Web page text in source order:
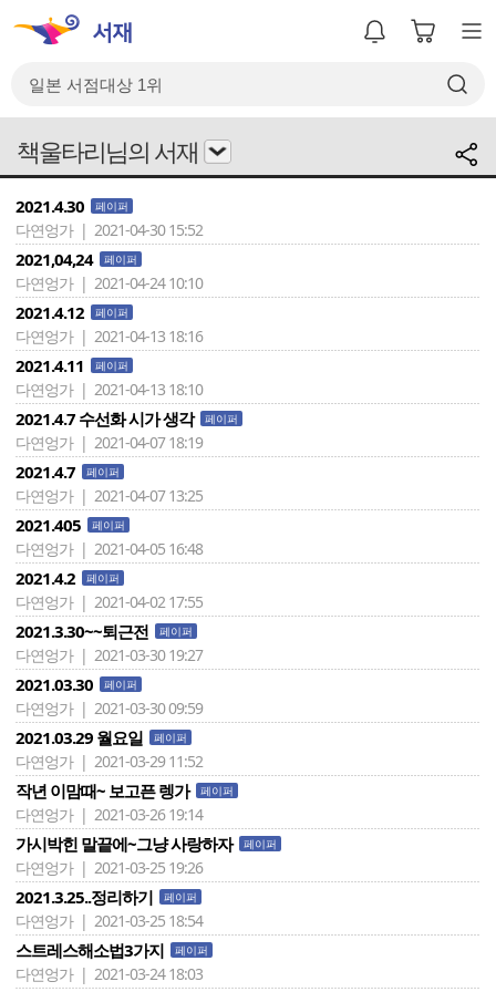
책울타리님의 서재
2021.4.30 페이퍼
다연엉가 | 2021-04-30 15:52
2021,04,24 페이퍼
다연엉가 | 2021-04-24 10:10
2021.4.12 페이퍼
다연엉가 | 2021-04-13 18:16
2021.4.11 페이퍼
다연엉가 | 2021-04-13 18:10
2021.4.7 수선화 시가 생각 페이퍼
다연엉가 | 2021-04-07 18:19
2021.4.7 페이퍼
다연엉가 | 2021-04-07 13:25
2021.405 페이퍼
다연엉가 | 2021-04-05 16:48
2021.4.2 페이퍼
다연엉가 | 2021-04-02 17:55
2021.3.30~~퇴근전 페이퍼
다연엉가 | 2021-03-30 19:27
2021.03.30 페이퍼
다연엉가 | 2021-03-30 09:59
2021.03.29 월요일 페이퍼
다연엉가 | 2021-03-29 11:52
작년 이맘때~ 보고픈 렝가 페이퍼
다연엉가 | 2021-03-26 19:14
가시박힌 말끝에~그냥 사랑하자 페이퍼
다연엉가 | 2021-03-25 19:26
2021.3.25..정리하기 페이퍼
다연엉가 | 2021-03-25 18:54
스트레스해소법3가지 페이퍼
다연엉가 | 2021-03-24 18:03